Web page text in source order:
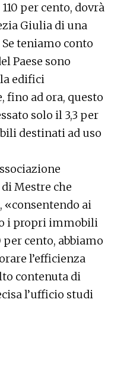
per cento, dovrà
Giulia di una
teniamo conto
Paese sono
edifici
fino ad ora, questo
solo il 3,3 per
destinati ad uso
Mestre che
«consentendo ai
i propri immobili
per cento, abbiamo
l’efficienza
contenuta di
l’ufficio studi